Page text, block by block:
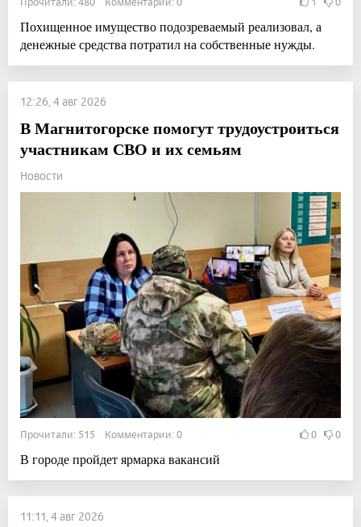
Похищенное имущество подозреваемый реализовал, а
денежные средства потратил на собственные нужды.
12:26, 4 авг 2026
В Магнитогорске помогут трудоустроиться
участникам СВО и их семьям
Новости
Прочитали: 515 Комментарии: 0 0 0
В городе пройдет ярмарка вакансий
11:11, 4 авг 2026